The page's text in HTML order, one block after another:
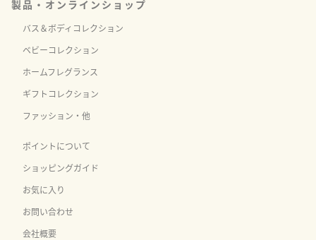
製品・オンラインショップ
バス＆ボディコレクション
ベビーコレクション
ホームフレグランス
ギフトコレクション
ファッション・他
ポイントについて
ショッピングガイド
お気に入り
お問い合わせ
会社概要